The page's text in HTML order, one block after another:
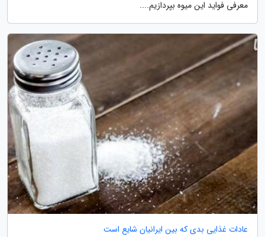
معرفی فواید این میوه بپردازیم....
عادات غذایی بدی که بین ایرانیان شایع است